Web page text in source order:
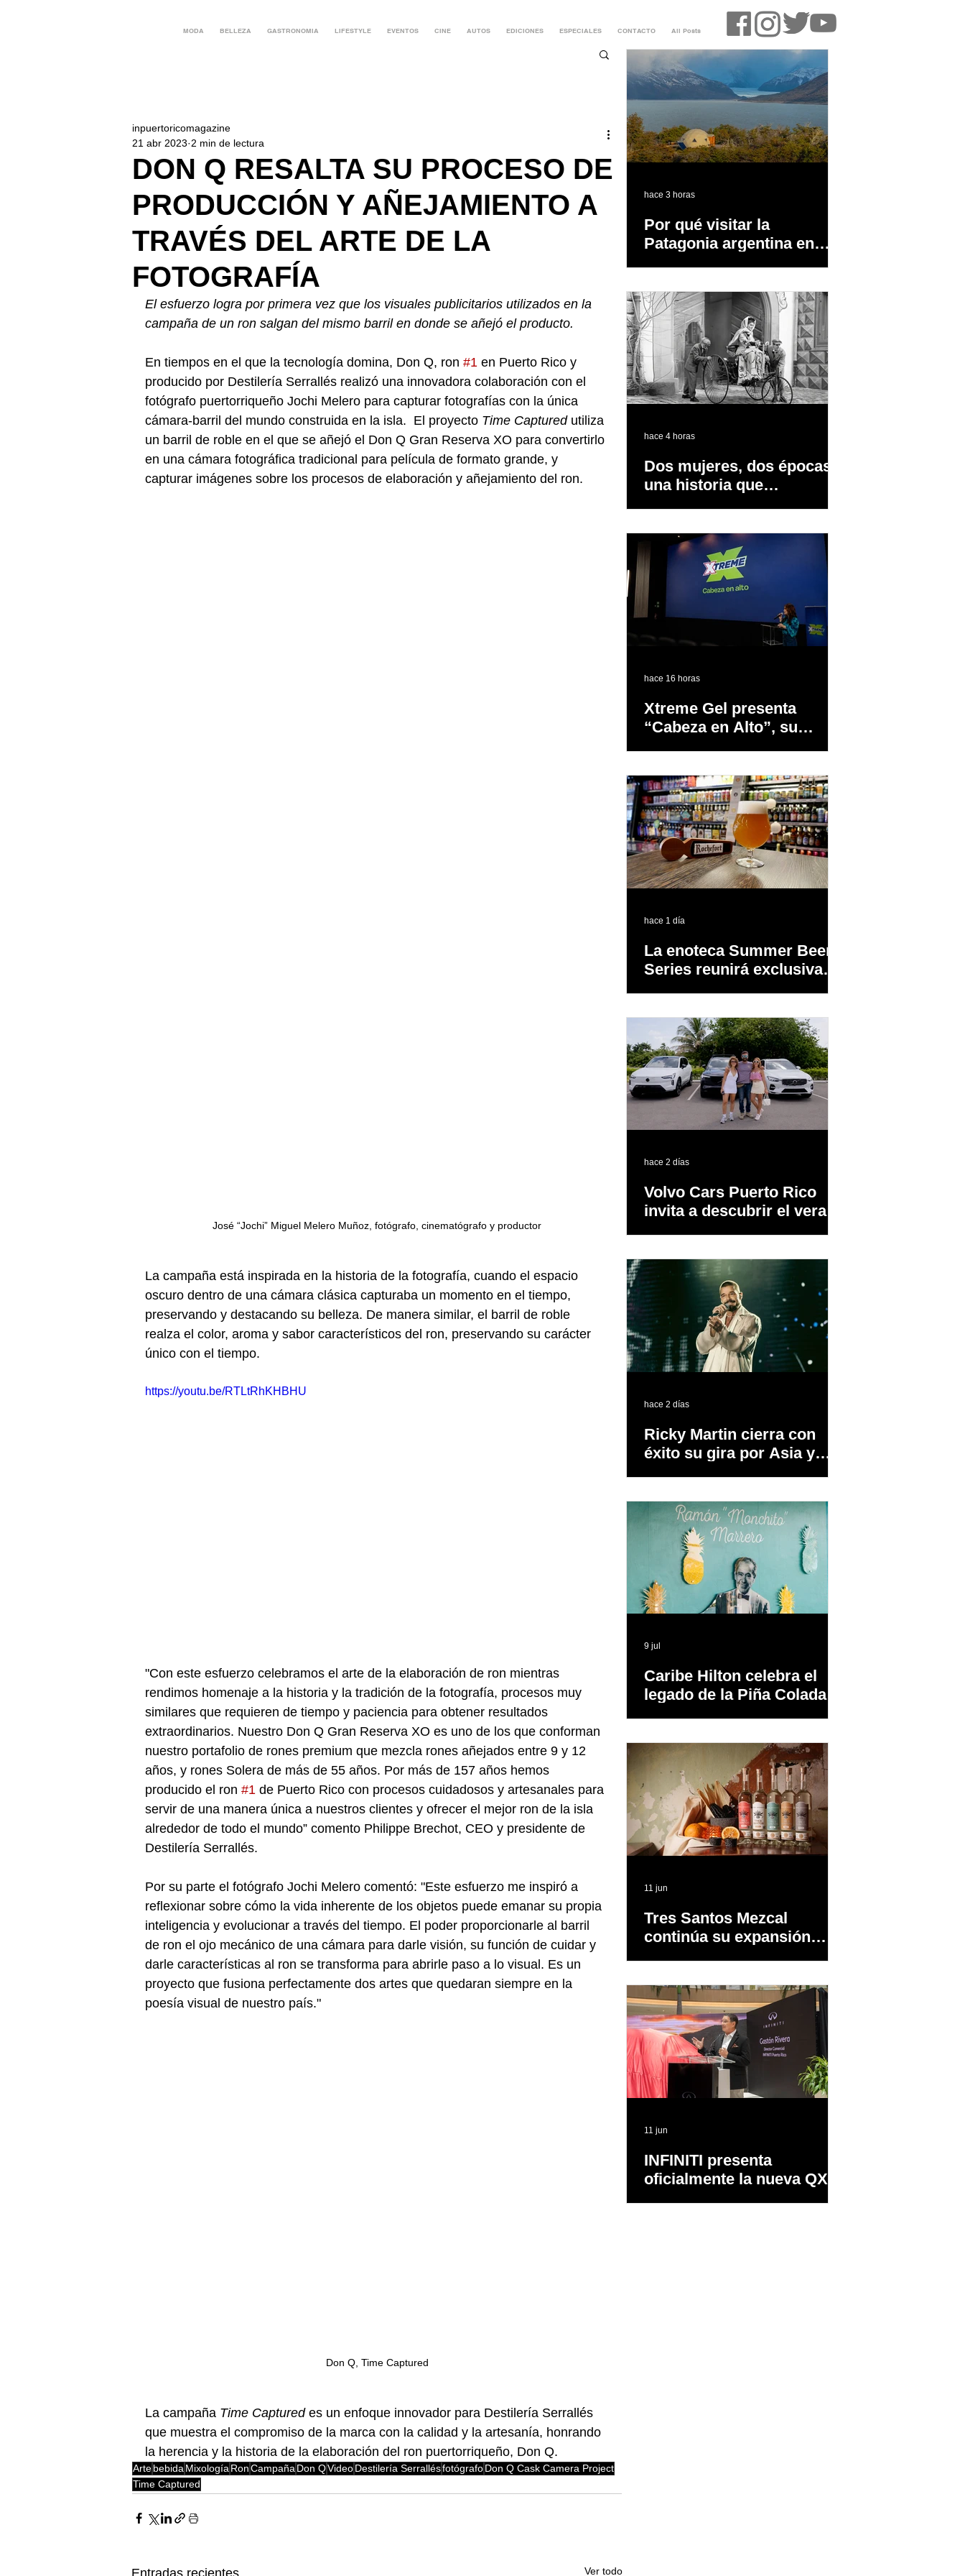
MODA BELLEZA GASTRONOMIA LIFESTYLE EVENTOS CINE AUTOS EDICIONES ESPECIALES CONTACTO All Posts
DON Q RESALTA SU PROCESO DE
PRODUCCIÓN Y AÑEJAMIENTO A
TRAVÉS DEL ARTE DE LA
FOTOGRAFÍA
inpuertoricomagazine
21 abr 2023 2 min de lectura
El esfuerzo logra por primera vez que los visuales publicitarios utilizados en la
campaña de un ron salgan del mismo barril en donde se añejó el producto.
En tiempos en el que la tecnología domina, Don Q, ron #1 en Puerto Rico y
producido por Destilería Serrallés realizó una innovadora colaboración con el
fotógrafo puertorriqueño Jochi Melero para capturar fotografías con la única
cámara-barril del mundo construida en la isla.  El proyecto Time Captured utiliza
un barril de roble en el que se añejó el Don Q Gran Reserva XO para convertirlo
en una cámara fotográfica tradicional para película de formato grande, y
capturar imágenes sobre los procesos de elaboración y añejamiento del ron.
José “Jochi” Miguel Melero Muñoz, fotógrafo, cinematógrafo y productor
La campaña está inspirada en la historia de la fotografía, cuando el espacio
oscuro dentro de una cámara clásica capturaba un momento en el tiempo,
preservando y destacando su belleza. De manera similar, el barril de roble
realza el color, aroma y sabor característicos del ron, preservando su carácter
único con el tiempo.
https://youtu.be/RTLtRhKHBHU
"Con este esfuerzo celebramos el arte de la elaboración de ron mientras
rendimos homenaje a la historia y la tradición de la fotografía, procesos muy
similares que requieren de tiempo y paciencia para obtener resultados
extraordinarios. Nuestro Don Q Gran Reserva XO es uno de los que conforman
nuestro portafolio de rones premium que mezcla rones añejados entre 9 y 12
años, y rones Solera de más de 55 años. Por más de 157 años hemos
producido el ron #1 de Puerto Rico con procesos cuidadosos y artesanales para
servir de una manera única a nuestros clientes y ofrecer el mejor ron de la isla
alrededor de todo el mundo” comento Philippe Brechot, CEO y presidente de
Destilería Serrallés.
Por su parte el fotógrafo Jochi Melero comentó: "Este esfuerzo me inspiró a
reflexionar sobre cómo la vida inherente de los objetos puede emanar su propia
inteligencia y evolucionar a través del tiempo. El poder proporcionarle al barril
de ron el ojo mecánico de una cámara para darle visión, su función de cuidar y
darle características al ron se transforma para abrirle paso a lo visual. Es un
proyecto que fusiona perfectamente dos artes que quedaran siempre en la
poesía visual de nuestro país."
Don Q, Time Captured
La campaña Time Captured es un enfoque innovador para Destilería Serrallés
que muestra el compromiso de la marca con la calidad y la artesanía, honrando
la herencia y la historia de la elaboración del ron puertorriqueño, Don Q.
ArtebebidaMixologíaRonCampañaDon QVideoDestilería SerrallésfotógrafoDon Q Cask Camera Project
Time Captured
Ver todo
Por qué visitar la
Patagonia argentina en
hace 3 horas
Dos mujeres, dos épocas y
una historia que
hace 4 horas
Xtreme Gel presenta
“Cabeza en Alto”, su
producido completamente
en Puerto Rico
hace 16 horas
La enoteca Summer Beer
Series reunirá exclusivas
público
hace 1 día
Volvo Cars Puerto Rico
invita a descubrir el verano
hace 2 días
Ricky Martin cierra con
éxito su gira por Asia y
hace 2 días
Caribe Hilton celebra el
legado de la Piña Colada,
9 jul
Tres Santos Mezcal
continúa su expansión
11 jun
INFINITI presenta
oficialmente la nueva QX65
11 jun